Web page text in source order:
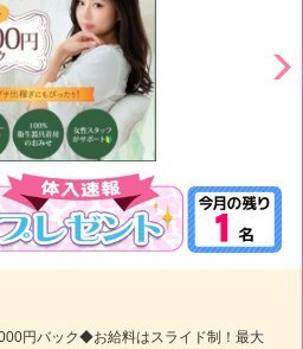
円バック◆お給料はスライド制！最大